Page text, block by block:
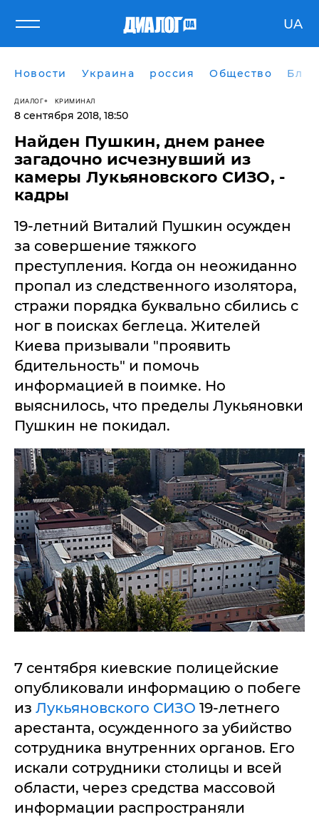
UA
Новости Украина россия Общество
ДИАЛОГ КРИМИНАЛ
8 сентября 2018, 18:50
Найден Пушкин, днем ранее
загадочно исчезнувший из
камеры Лукьяновского СИЗО, -
кадры
19-летний Виталий Пушкин осужден
за совершение тяжкого
преступления. Когда он неожиданно
пропал из следственного изолятора,
стражи порядка буквально сбились с
ног в поисках беглеца. Жителей
Киева призывали "проявить
бдительность" и помочь
информацией в поимке. Но
выяснилось, что пределы Лукьяновки
Пушкин не покидал.
7 сентября киевские полицейские
опубликовали информацию о побеге
из Лукьяновского СИЗО 19-летнего
арестанта, осужденного за убийство
сотрудника внутренних органов. Его
искали сотрудники столицы и всей
области, через средства массовой
информации распространяли